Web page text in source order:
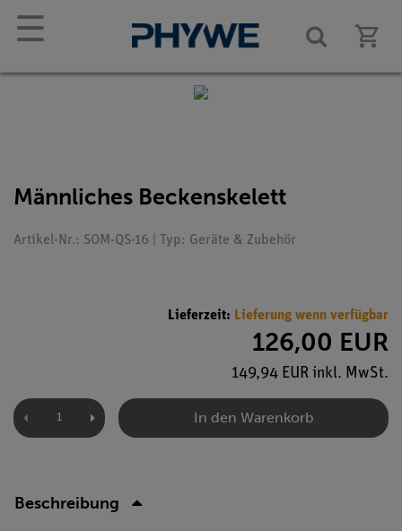
☰
Männliches Beckenskelett
Artikel-Nr.: SOM-QS-16 | Typ: Geräte & Zubehör
Lieferzeit: Lieferung wenn verfügbar
126,00 EUR
149,94 EUR inkl. MwSt.
In den Warenkorb
Beschreibung